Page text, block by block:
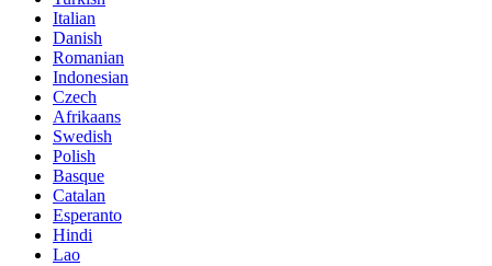
Italian
Danish
Romanian
Indonesian
Czech
Afrikaans
Swedish
Polish
Basque
Catalan
Esperanto
Hindi
Lao